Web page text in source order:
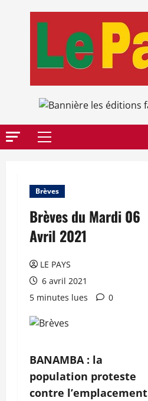
Menu
Brèves
Brèves du Mardi 06
Avril 2021
LE PAYS
6 avril 2021
5 minutes lues
0
BANAMBA : la
population proteste
contre l’emplacement